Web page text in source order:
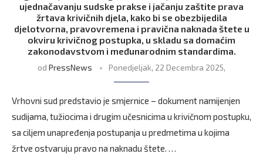
ujednačavanju sudske prakse i jačanju zaštite prava
žrtava krivičnih djela, kako bi se obezbijedila
djelotvorna, pravovremena i pravična naknada štete u
okviru krivičnog postupka, u skladu sa domaćim
zakonodavstvom i međunarodnim standardima.
od PressNews Ponedjeljak, 22 Decembra 2025,
Vrhovni sud predstavio je smjernice – dokument namijenjen
sudijama, tužiocima i drugim učesnicima u krivičnom postupku,
sa ciljem unapređenja postupanja u predmetima u kojima
žrtve ostvaruju pravo na naknadu štete. …